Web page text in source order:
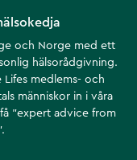
och Norge med ett
hälsorådgivning.
Lifes medlems- och
människor in i våra
”expert advice from